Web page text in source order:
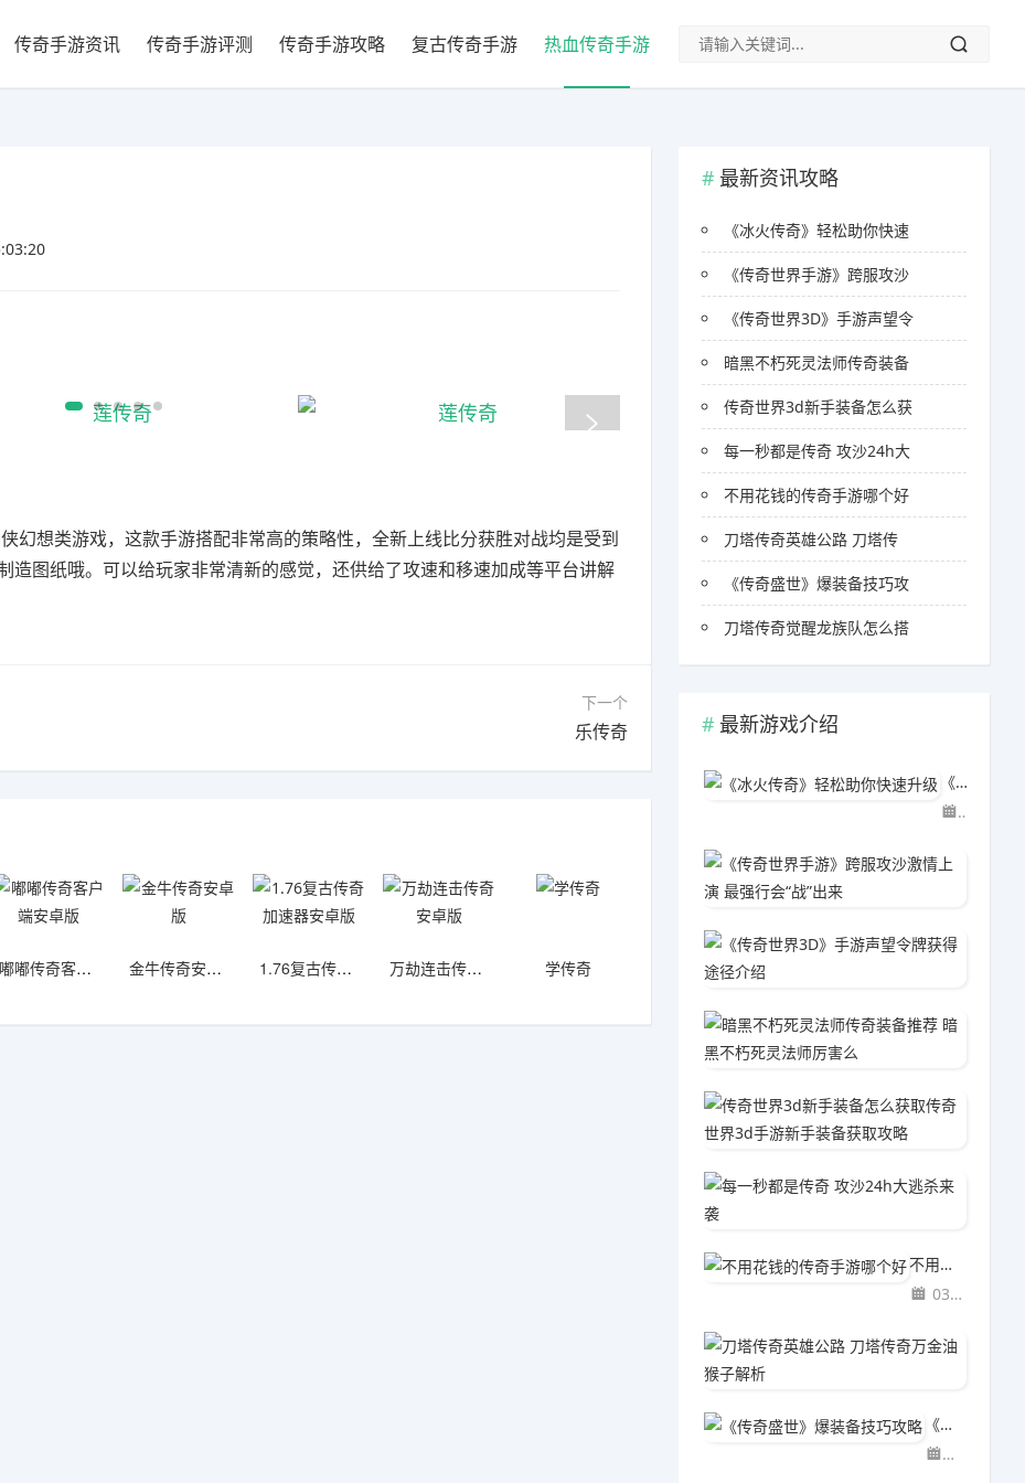
传奇手游资讯 传奇手游评测 传奇手游攻略 复古传奇手游 热血传奇手游
想类游戏，这款手游搭配非常高的策略性，全新上线比分获胜对战均是受到
造图纸哦。可以给玩家非常清新的感觉，还供给了攻速和移速加成等平台讲解
下一个
乐传奇
嘟嘟传奇客户端安卓版 金牛传奇安卓版 1.76复古传奇加速器安卓版 万劫连击传奇安卓版 学传奇
最新资讯攻略
《冰火传奇》轻松助你快速
《传奇世界手游》跨服攻沙
《传奇世界3D》手游声望令
暗黑不朽死灵法师传奇装备
传奇世界3d新手装备怎么获
每一秒都是传奇 攻沙24h大
不用花钱的传奇手游哪个好
刀塔传奇英雄公路 刀塔传
《传奇盛世》爆装备技巧攻
刀塔传奇觉醒龙族队怎么搭
最新游戏介绍
《冰火传奇》轻松助你快速升级
03-29
不用花钱的传奇手游哪个好
03-29
《传奇盛世》爆装备技巧攻略
03-29